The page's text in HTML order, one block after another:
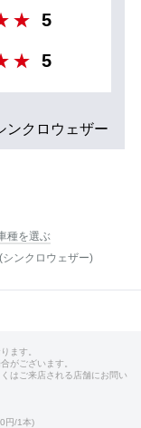
5
5
ンクロウェザー
種を選ぶ
ンクロウェザー)
ます。
がございます。
はご来店される店舗にお問い
円/1本)